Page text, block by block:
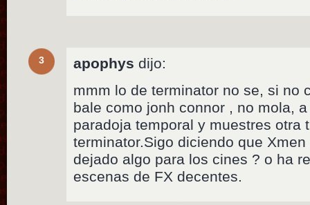
3 apophys dijo:
mmm lo de terminator no se, si no
bale como jonh connor , no mola,
paradoja temporal y muestres otra
terminator.Sigo diciendo que
dejado algo para los cines ? o ha
escenas de FX decentes.